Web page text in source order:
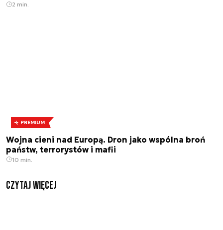
2 min.
PREMIUM
Wojna cieni nad Europą. Dron jako wspólna broń
państw, terrorystów i mafii
10 min.
czytaj więcej